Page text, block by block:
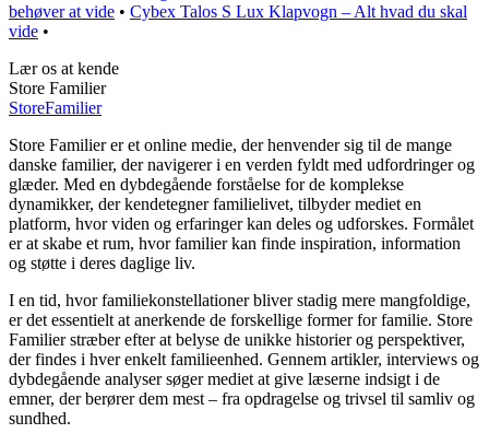
behøver at vide • Cybex Talos S Lux Klapvogn – Alt hvad du skal
vide •
Lær os at kende
Store Familier
StoreFamilier
Store Familier er et online medie, der henvender sig til de mange
danske familier, der navigerer i en verden fyldt med udfordringer og
glæder. Med en dybdegående forståelse for de komplekse
dynamikker, der kendetegner familielivet, tilbyder mediet en
platform, hvor viden og erfaringer kan deles og udforskes. Formålet
er at skabe et rum, hvor familier kan finde inspiration, information
og støtte i deres daglige liv.
I en tid, hvor familiekonstellationer bliver stadig mere mangfoldige,
er det essentielt at anerkende de forskellige former for familie. Store
Familier stræber efter at belyse de unikke historier og perspektiver,
der findes i hver enkelt familieenhed. Gennem artikler, interviews og
dybdegående analyser søger mediet at give læserne indsigt i de
emner, der berører dem mest – fra opdragelse og trivsel til samliv og
sundhed.